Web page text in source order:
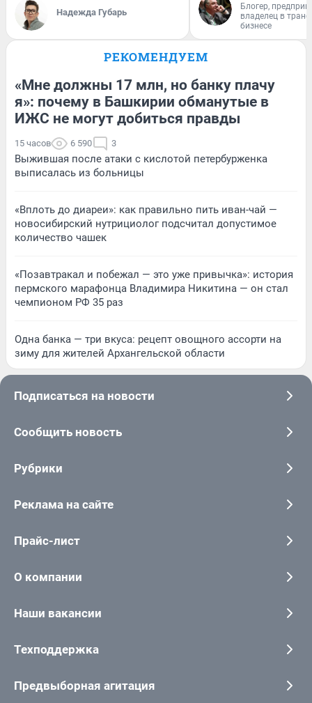
Надежда Губарь
Блогер,
владелец в
бизнесе
РЕКОМЕНДУЕМ
«Мне должны 17 млн, но банку плачу
я»: почему в Башкирии обманутые в
ИЖС не могут добиться правды
15 часов 6 590 3
Выжившая после атаки с кислотой петербурженка
выписалась из больницы
«Вплоть до диареи»: как правильно пить иван-чай —
новосибирский нутрициолог подсчитал допустимое
количество чашек
«Позавтракал и побежал — это уже привычка»: история
пермского марафонца Владимира Никитина — он стал
чемпионом РФ 35 раз
Одна банка — три вкуса: рецепт овощного ассорти на
зиму для жителей Архангельской области
Подписаться на новости
Сообщить новость
Рубрики
Реклама на сайте
Прайс-лист
О компании
Наши вакансии
Техподдержка
Предвыборная агитация